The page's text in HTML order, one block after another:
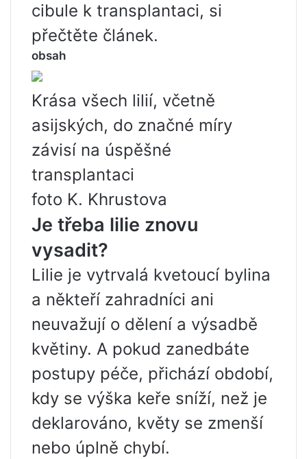
cibule k transplantaci, si
přečtěte článek.
obsah
Krása všech lilií, včetně
asijských, do značné míry
závisí na úspěšné
transplantaci
foto K. Khrustova
Je třeba lilie znovu
vysadit?
Lilie je vytrvalá kvetoucí bylina
a někteří zahradníci ani
neuvažují o dělení a výsadbě
květiny. A pokud zanedbáte
postupy péče, přichází období,
kdy se výška keře sníží, než je
deklarováno, květy se zmenší
nebo úplně chybí.